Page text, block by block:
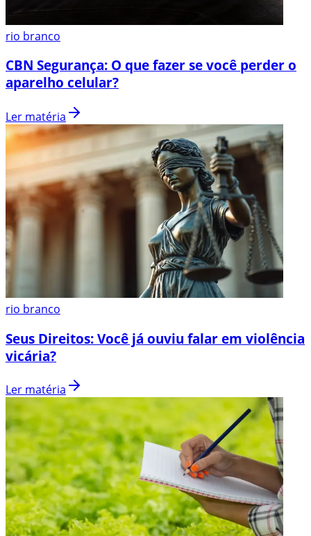
rio branco
CBN Segurança: O que fazer se você perder o
aparelho celular?
Ler matéria
rio branco
Seus Direitos: Você já ouviu falar em violência
vicária?
Ler matéria